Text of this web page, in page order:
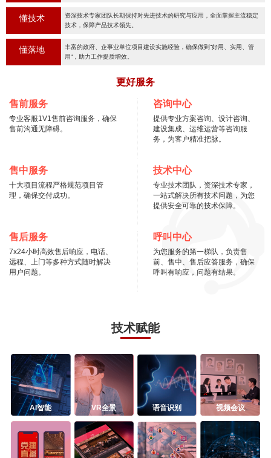
懂技术
资深技术专家团队长期保持对先进技术的研究与应用，全面掌握主流稳定
技术，保障产品技术领先。
懂落地
丰富的政府、企事业单位项目建设实施经验，确保做到“好用、实用、管
用“，助力工作提质增效。
更好服务
售前服务
专业客服1V1售前咨询服务，确保
售前沟通无障碍。
咨询中心
提供专业方案咨询、设计咨询、
建设集成、运维运营等咨询服
务，为客户精准把脉。
售中服务
十大项目流程严格规范项目管
理，确保交付成功。
技术中心
专业技术团队，资深技术专家，
一站式解决所有技术问题，为您
提供安全可靠的技术保障。
售后服务
7x24小时高效售后响应，电话、
远程、上门等多种方式随时解决
用户问题。
呼叫中心
为您服务的第一梯队，负责售
前、售中、售后应答服务，确保
呼叫有响应，问题有结果。
技术赋能
AI智能 VR全景 语音识别 视频会议